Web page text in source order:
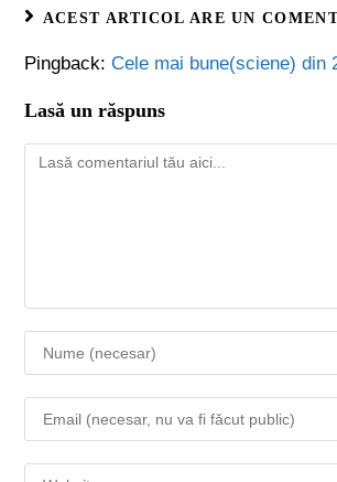
ACEST ARTICOL ARE UN
Pingback:Cele mai bune(sciene) din
Lasă un răspuns